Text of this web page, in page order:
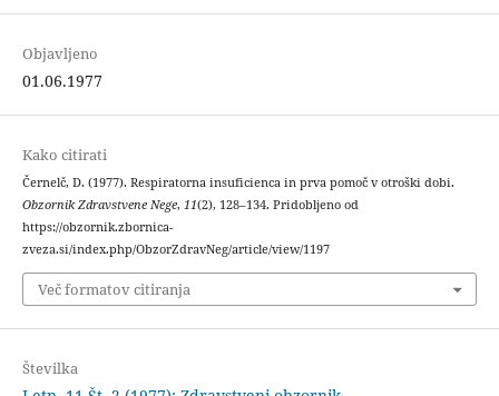
Objavljeno
01.06.1977
Kako citirati
Černelč, D. (1977). Respiratorna insuficienca in prva pomoč v otroški dobi.
Obzornik Zdravstvene Nege, 11(2), 128–134. Pridobljeno od
https://obzornik.zbornica-
zveza.si/index.php/ObzorZdravNeg/article/view/1197
Več formatov citiranja
Številka